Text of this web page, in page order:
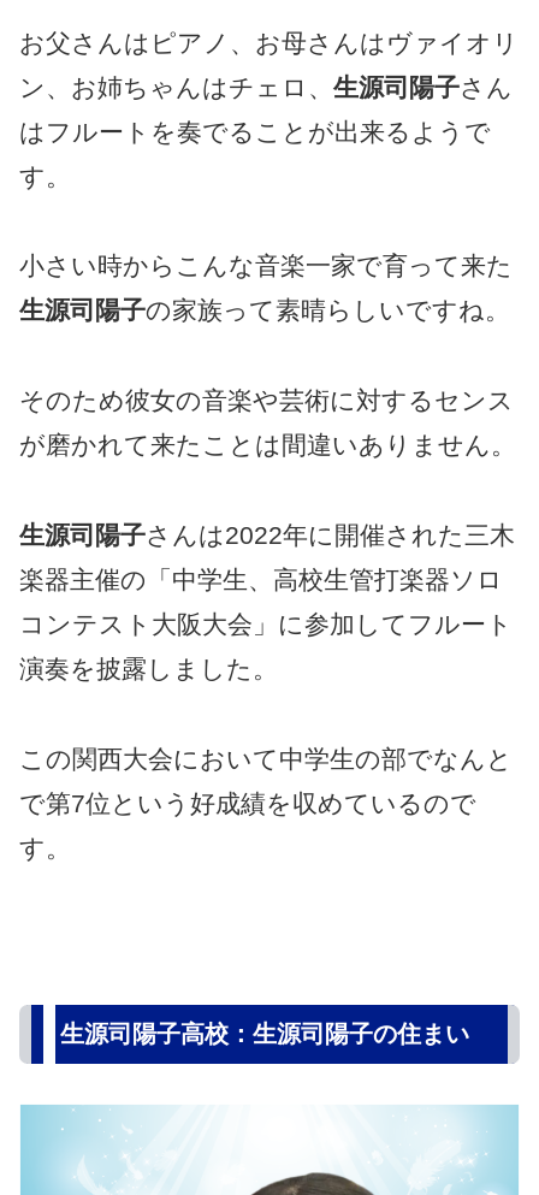
お父さんはピアノ、お母さんはヴァイオリ
ン、お姉ちゃんはチェロ、 生源司陽子さん
はフルートを奏でることが出来るようで
す。
小さい時からこんな音楽一家で育って来た
生源司陽子の家族って素晴らしいですね。
そのため彼女の音楽や芸術に対するセンス
が磨かれて来たことは間違いありません。
生源司陽子さんは2022年に開催された三木
楽器主催の「中学生、高校生管打楽器ソロ
コンテスト大阪大会」に参加してフルート
演奏を披露しました。
この関西大会において中学生の部でなんと
で第7位という好成績を収めているので
す。
生源司陽子高校：生源司陽子の住まい